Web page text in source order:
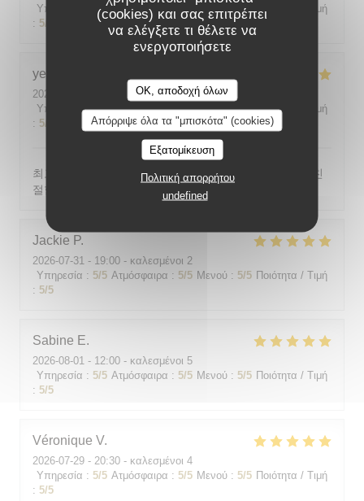
(cookies) και σας επιτρέπει
να ελέγξετε τι θέλετε να
ενεργοποιήσετε
OK, αποδοχή όλων
Απόρριψε όλα τα "μπισκότα" (cookies)
Εξατομίκευση
Πολιτική απορρήτου
undefined
Υπηρεσία
5/5 Ατμόσφαιρα: 5/5 Μενού: 5/5 Ποιότητα / Τιμή
: 5/5
yeonghun
2026-08-03
- 19:00 - καλεσμένοι 4
Υπηρεσία: 5/5 Ατμόσφαιρα: 5/5 Μενού: 5/5 Ποιότητα / Τιμή
: 5/5
최고의 분위기, 최고의 맛, 프랑스어가 서툴지만 서버가 친
절함
Jackie P
2026-07-31 - 19:00 - καλεσμένοι 2
Υπηρεσία : 5/5 Ατμόσφαιρα : 5/5 Μενού : 5/5 Ποιότητα / Τιμή
: 5/5
Sabine E
2026-08-01 - 12:00 - καλεσμένοι 5
Υπηρεσία : 5/5 Ατμόσφαιρα : 5/5 Μενού : 5/5 Ποιότητα / Τιμή
: 5/5
Véronique V
2026-07-29 - 20:30 - καλεσμένοι 4
Υπηρεσία : 5/5 Ατμόσφαιρα : 5/5 Μενού : 5/5 Ποιότητα / Τιμή
: 5/5